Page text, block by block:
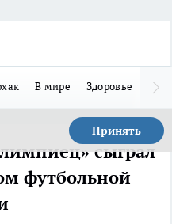
В мире Здоровье
Принять
сыграл
футбольной